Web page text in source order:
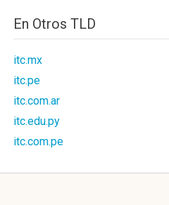
En Otros TLD
itc.mx
itc.pe
itc.com.ar
itc.edu.py
itc.com.pe